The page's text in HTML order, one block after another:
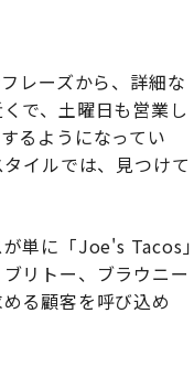
レーズから、詳細な
で、土曜日も営業し
るようになってい
イルでは、見つけて
単に「Joe's Tacos」
リトー、ブラウニー
る顧客を呼び込め